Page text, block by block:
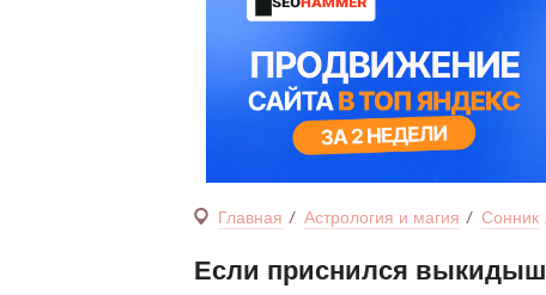
Главная Астрология и магия Сонник
Если приснился выкидыш